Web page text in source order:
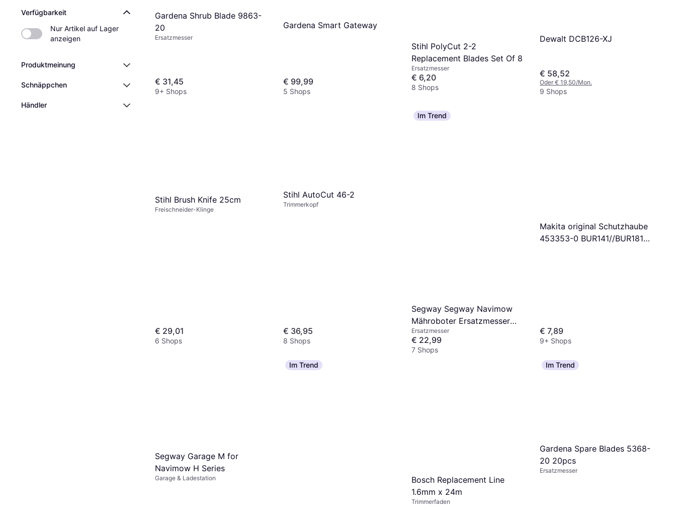
Verfügbarkeit
Nur Artikel auf Lager
anzeigen
Produktmeinung
Schnäppchen
Händler
Gardena Shrub Blade 9863-
20
Ersatzmesser
€ 31,45
9+ Shops
Gardena Smart Gateway
€ 99,99
5 Shops
Stihl PolyCut 2-2
Replacement Blades Set Of 8
Ersatzmesser
€ 6,20
8 Shops
Dewalt DCB126-XJ
€ 58,52
Oder € 19,50/Mon.
9 Shops
Stihl Brush Knife 25cm
Freischneider-Klinge
€ 29,01
6 Shops
Stihl AutoCut 46-2
Trimmerkopf
€ 36,95
8 Shops
Im Trend
Segway Segway Navimow
Mähroboter Ersatzmesser
12er-Set Silber Schwarz
Ersatzmesser
€ 22,99
7 Shops
Makita original Schutzhaube
453353-0 BUR141//BUR181/
€ 7,89
9+ Shops
Segway Garage M for
Navimow H Series
Garage & Ladestation
Im Trend
Bosch Replacement Line
1.6mm x 24m
Trimmerfaden
Im Trend
Gardena Spare Blades 5368-
20 20pcs
Ersatzmesser